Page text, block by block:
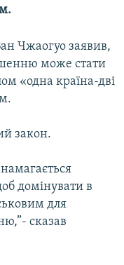
Чжаогуо заявив,
може стати
«одна країна-дві
закон.
домінувати в
для
сказав